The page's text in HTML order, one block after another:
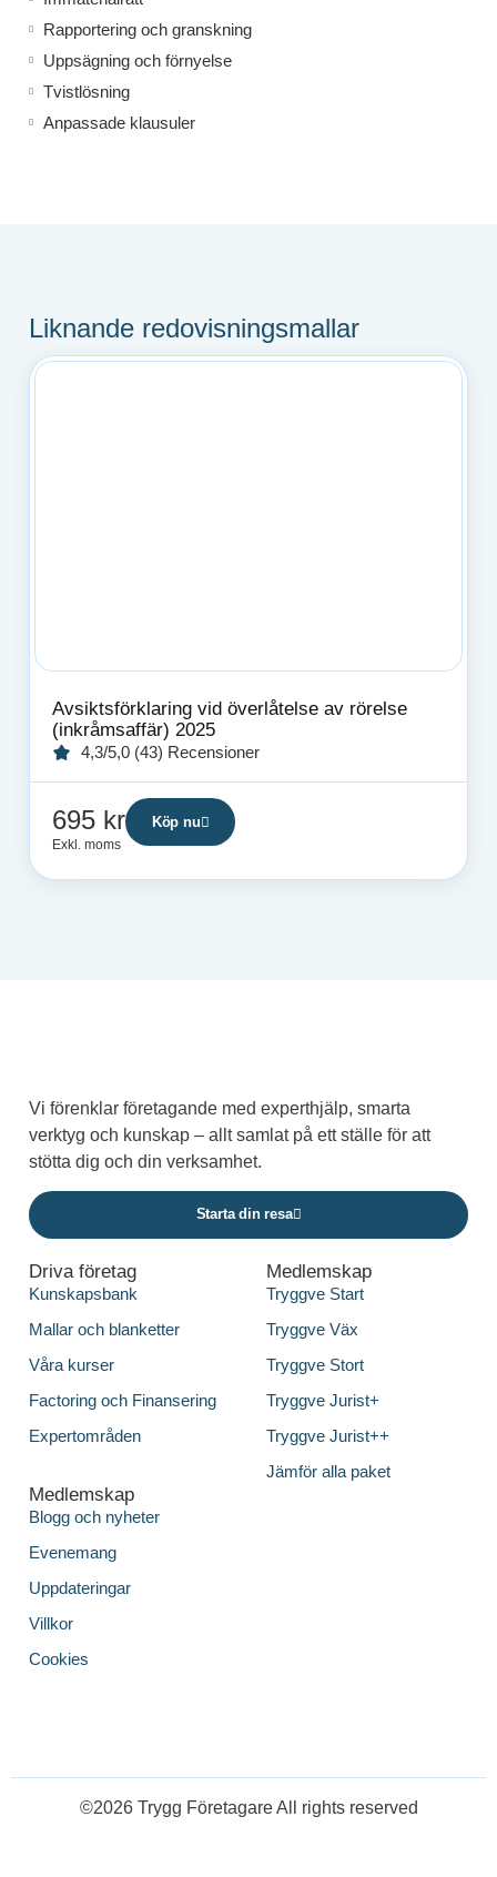
Rapportering och granskning
Uppsägning och förnyelse
Tvistlösning
Anpassade klausuler
Liknande redovisningsmallar
Avsiktsförklaring vid överlåtelse av rörelse
(inkråmsaffär) 2025
4,3/5,0 (43) Recensioner
695 kr
Exkl. moms
Köp nu
Vi förenklar företagande med experthjälp, smarta
verktyg och kunskap – allt samlat på ett ställe för att
stötta dig och din verksamhet.
Starta din resa
Driva företag
Kunskapsbank
Mallar och blanketter
Våra kurser
Factoring och Finansering
Expertområden
Medlemskap
Tryggve Start
Tryggve Väx
Tryggve Stort
Tryggve Jurist+
Tryggve Jurist++
Jämför alla paket
Medlemskap
Blogg och nyheter
Evenemang
Uppdateringar
Villkor
Cookies
©2026 Trygg Företagare All rights reserved